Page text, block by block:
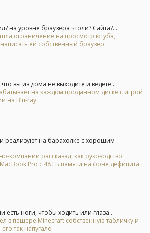
на уровне браузера чтоли? Сайта?...
ограничение на просмотр ютуба,
ей собственный браузер
вы из дома не выходите и ведете...
на каждом проданном диске с игрой
на Blu-ray
реализуют на барахолке с хорошим
компании рассказал, как руководство
Pro с 48 ГБ памяти на фоне дефицита
есть ноги, чтобы ходить или глаза...
в пещере Minecraft собственную табличку и
так напугало